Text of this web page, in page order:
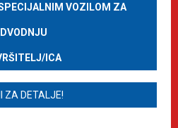
VOZILOM ZA
ICA
ZA DETALJE!